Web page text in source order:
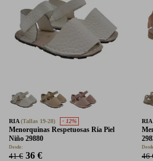
RIA(Tallas 19-28) - 12%
Menorquinas Respetuosas Ría Piel
Niño 29880
Desde:
41 € 36 €
RIA
46